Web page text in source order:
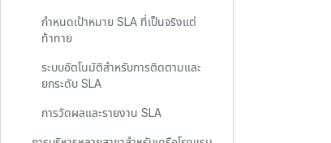
กำหนดเป้าหมาย SLA ที่เป็นจริงแต่
ท้าทาย
ระบบอัตโนมัติสำหรับการติดตามและ
ยกระดับ SLA
การวัดผลและรายงาน SLA